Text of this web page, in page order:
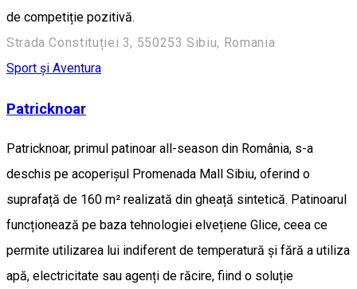
de competiție pozitivă.
Strada Constituției 3, 550253 Sibiu, Romania
Sport și Aventura
Patricknoar
Patricknoar, primul patinoar all-season din România, s-a
deschis pe acoperișul Promenada Mall Sibiu, oferind o
suprafață de 160 m² realizată din gheață sintetică. Patinoarul
funcționează pe baza tehnologiei elvețiene Glice, ceea ce
permite utilizarea lui indiferent de temperatură și fără a utiliza
apă, electricitate sau agenți de răcire, fiind o soluție